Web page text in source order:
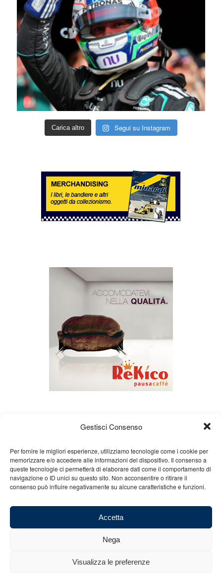
Gestisci Consenso
Per fornire le migliori esperienze, utilizziamo tecnologie come i cookie per
memorizzare e/o accedere alle informazioni del dispositivo. Il consenso a
queste tecnologie ci permetterà di elaborare dati come il comportamento di
navigazione o ID unici su questo sito. Non acconsentire o ritirare il
consenso può influire negativamente su alcune caratteristiche e funzioni.
Accetta
Nega
Visualizza le preferenze
Carica altro Segui su Instagram
Chi siamo Gian Carlo Minardi
Gear
Merchandising
Partners Contatti
03101011207 - REA: BO 491926 (sede legale) - REA: RA 199431 (sede